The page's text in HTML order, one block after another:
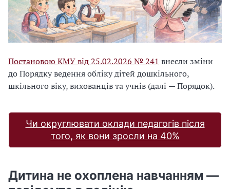
Постановою КМУ від 25.02.2026 № 241 внесли зміни
до Порядку ведення обліку дітей дошкільного,
шкільного віку, вихованців та учнів (далі —Порядок).
Чи округлювати оклади педагогів після
того, як вони зросли на 40%
Дитина не охоплена навчанням —